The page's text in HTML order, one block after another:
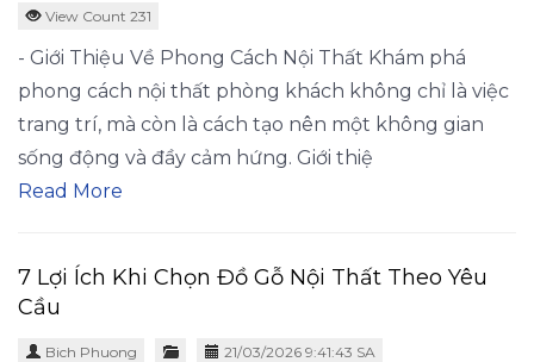
View Count 231
- Giới Thiệu Về Phong Cách Nội Thất Khám phá
phong cách nội thất phòng khách không chỉ là việc
trang trí, mà còn là cách tạo nên một không gian
sống động và đầy cảm hứng. Giới thiệ
Read More
7 Lợi Ích Khi Chọn Đồ Gỗ Nội Thất Theo Yêu
Cầu
Bich Phuong 21/03/2026 9:41:43 SA